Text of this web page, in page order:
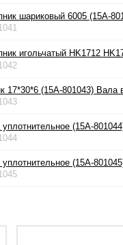
шариковый 6005 (15A-
игольчатый HK1712
17*30*6 (15A-801043) Вала
уплотнительное (15A-
уплотнительное (15A-